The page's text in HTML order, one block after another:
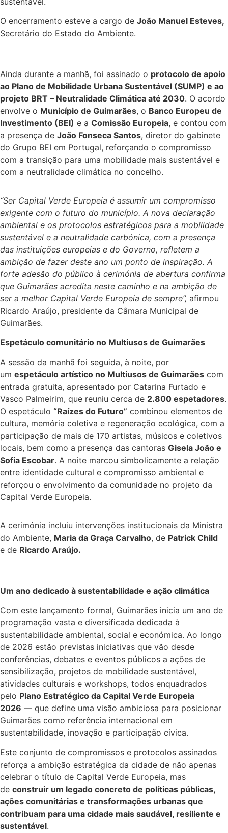
O encerramento esteve a cargo de João Manuel Esteves,
Secretário do Estado do Ambiente.
Ainda durante a manhã, foi assinado o protocolo de apoio
ao Plano de Mobilidade Urbana Sustentável (SUMP) e ao
projeto BRT – Neutralidade Climática até 2030. O acordo
envolve o Município de Guimarães, o Banco Europeu de
Investimento (BEI) e a Comissão Europeia, e contou com
a presença de João Fonseca Santos, diretor do gabinete
do Grupo BEI em Portugal, reforçando o compromisso
com a transição para uma mobilidade mais sustentável e
com a neutralidade climática no concelho.
“Ser Capital Verde Europeia é assumir um compromisso
exigente com o futuro do município. A nova declaração
ambiental e os protocolos estratégicos para a mobilidade
sustentável e a neutralidade carbónica, com a presença
das instituições europeias e do Governo, refletem a
ambição de fazer deste ano um ponto de inspiração. A
forte adesão do público à cerimónia de abertura confirma
que Guimarães acredita neste caminho e na ambição de
ser a melhor Capital Verde Europeia de sempre”, afirmou
Ricardo Araújo, presidente da Câmara Municipal de
Guimarães.
Espetáculo comunitário no Multiusos de Guimarães
A sessão da manhã foi seguida, à noite, por
um espetáculo artístico no Multiusos de Guimarães com
entrada gratuita, apresentado por Catarina Furtado e
Vasco Palmeirim, que reuniu cerca de 2.800 espetadores.
O espetáculo “Raízes do Futuro” combinou elementos de
cultura, memória coletiva e regeneração ecológica, com a
participação de mais de 170 artistas, músicos e coletivos
locais, bem como a presença das cantoras Gisela João e
Sofia Escobar. A noite marcou simbolicamente a relação
entre identidade cultural e compromisso ambiental e
reforçou o envolvimento da comunidade no projeto da
Capital Verde Europeia.
A cerimónia incluiu intervenções institucionais da Ministra
do Ambiente, Maria da Graça Carvalho, de Patrick Child
e de Ricardo Araújo.
Um ano dedicado à sustentabilidade e ação climática
Com este lançamento formal, Guimarães inicia um ano de
programação vasta e diversificada dedicada à
sustentabilidade ambiental, social e económica. Ao longo
de 2026 estão previstas iniciativas que vão desde
conferências, debates e eventos públicos a ações de
sensibilização, projetos de mobilidade sustentável,
atividades culturais e workshops, todos enquadrados
pelo Plano Estratégico da Capital Verde Europeia
2026 — que define uma visão ambiciosa para posicionar
Guimarães como referência internacional em
sustentabilidade, inovação e participação cívica.
Este conjunto de compromissos e protocolos assinados
reforça a ambição estratégica da cidade de não apenas
celebrar o título de Capital Verde Europeia, mas
de construir um legado concreto de políticas públicas,
ações comunitárias e transformações urbanas que
contribuam para uma cidade mais saudável, resiliente e
sustentável.